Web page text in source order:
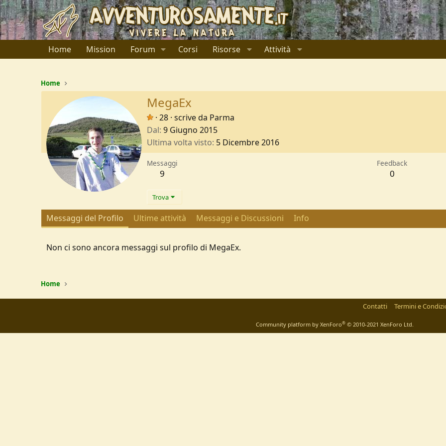
Home Mission Forum Corsi Risorse Attività
Home
MegaEx
· 28 · scrive da Parma
Dal 9 Giugno 2015
Ultima volta visto 5 Dicembre 2016
Messaggi
9
Feedback
0
Trova
Messaggi del Profilo Ultime attività Messaggi e Discussioni Info
Non ci sono ancora messaggi sul profilo di MegaEx.
Home
Contatti Termini e
Community platform by XenForo® © 2010-2021 XenForo Ltd.